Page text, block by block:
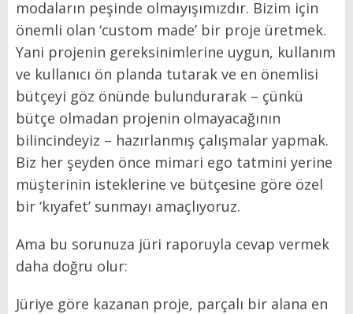
modaların peşinde olmayışımızdır. Bizim için
önemli olan ‘custom made’ bir proje üretmek.
Yani projenin gereksinimlerine uygun, kullanım
ve kullanıcı ön planda tutarak ve en önemlisi
bütçeyi göz önünde bulundurarak – çünkü
bütçe olmadan projenin olmayacağının
bilincindeyiz – hazırlanmış çalışmalar yapmak.
Biz her şeyden önce mimari ego tatmini yerine
müşterinin isteklerine ve bütçesine göre özel
bir ‘kıyafet’ sunmayı amaçlıyoruz.
Ama bu sorunuza jüri raporuyla cevap vermek
daha doğru olur:
Jüriye göre kazanan proje, parçalı bir alana en